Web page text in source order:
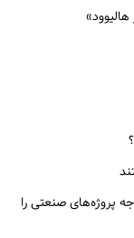
مهلک که بودجه پروژه‌های صنعتی را